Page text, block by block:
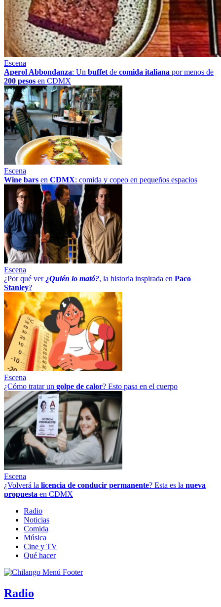
Escena
Aperol Abbondanza: Un buffet de comida italiana por menos de
200 pesos en CDMX
Escena
Wine bars en CDMX: comida y copeo en pequeños espacios
Escena
¿Por qué ver ¿Quién lo mató?, la historia inspirada en Paco
Stanley?
Escena
¿Cómo tratar un golpe de calor? Esto pasa en el cuerpo
Escena
¿Volverá la licencia de conducir permanente? Esta es la nueva
propuesta en CDMX
Radio
Noticias
Comida
Música
Cine y TV
Qué hacer
Radio